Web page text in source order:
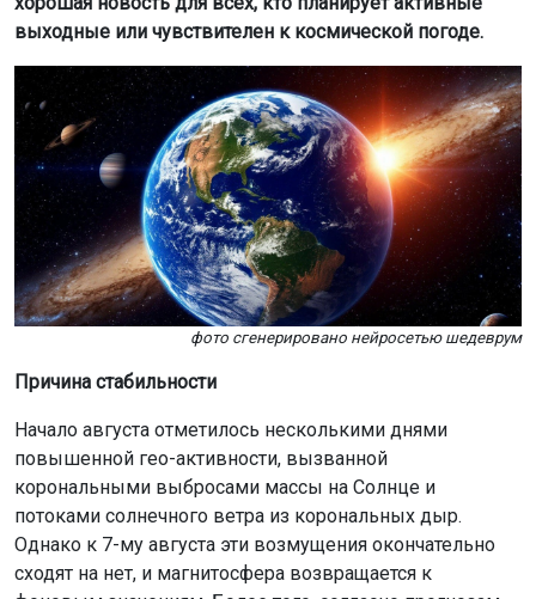
выходные или чувствителен к космической погоде.
фото сгенерировано нейросетью шедеврум
Причина стабильности
Начало августа отметилось несколькими днями
повышенной гео-активности, вызванной
корональными выбросами массы на Солнце и
потоками солнечного ветра из корональных дыр.
Однако к 7-му августа эти возмущения окончательно
сходят на нет, и магнитосфера возвращается к